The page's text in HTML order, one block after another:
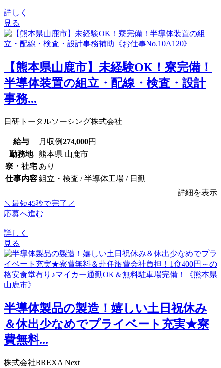
詳しく
見る
【熊本県山鹿市】未経験OK！寮完備！
半導体装置の組立・配線・検査・設計
事務...
日研トータルソーシング株式会社
給与 月収例274,000円
勤務地
熊本県 山鹿市
寮・社宅 あり
仕事内容 組立・検査 / 半導体工場 / 日勤
詳細を表示
＼最短45秒で完了／
応募へ進む
詳しく
見る
半導体製品の製造！嬉しい土日祝休み
＆休出少なめでプライベート充実★寮
費無料...
株式会社BREXA Next